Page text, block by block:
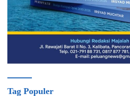
Tag Populer